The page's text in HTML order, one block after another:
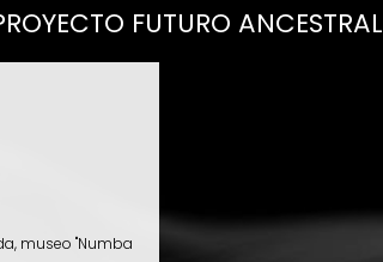
FUTURO ANCESTRAL
museo "Numba